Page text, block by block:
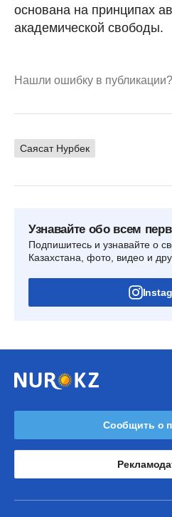
основана на принципах
академической свободы.
Нашли ошибку в публикации?
Саясат Нурбек
Узнавайте обо всем
Подпишитесь и узнавайте о
Казахстана, фото, видео и
Сообщить о